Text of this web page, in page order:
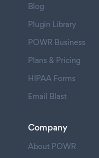
Blog
Plugin Library
POWR Business
Plans & Pricing
HIPAA Forms
Email Blast
Company
About POWR